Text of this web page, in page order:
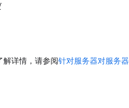
解详情，请参阅针对服务器对服务器